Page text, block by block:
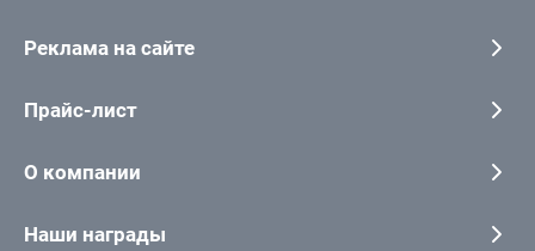
Реклама на сайте
Прайс-лист
О компании
Наши награды